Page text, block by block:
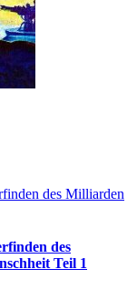
des
Teil 1